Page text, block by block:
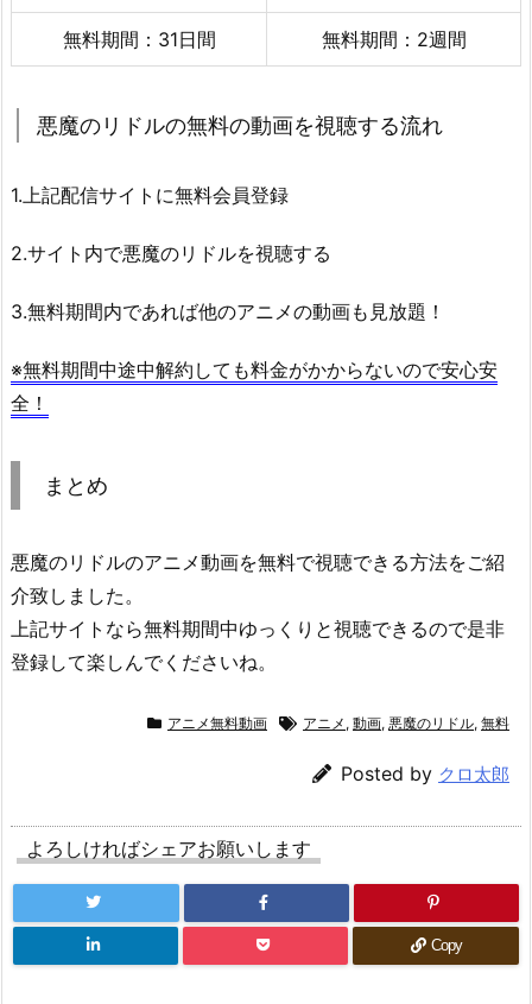
無料期間：31日間 無料期間：2週間
悪魔のリドルの無料の動画を視聴する流れ
1.上記配信サイトに無料会員登録
2.サイト内で悪魔のリドルを視聴する
3.無料期間内であれば他のアニメの動画も見放題！
※無料期間中途中解約しても料金がかからないので安心安
全！
まとめ
悪魔のリドルのアニメ動画を無料で視聴できる方法をご紹
介致しました。
上記サイトなら無料期間中ゆっくりと視聴できるので是非
登録して楽しんでくださいね。
アニメ無料動画 アニメ , 動画, 悪魔のリドル, 無料
Posted by クロ太郎
よろしければシェアお願いします
Copy